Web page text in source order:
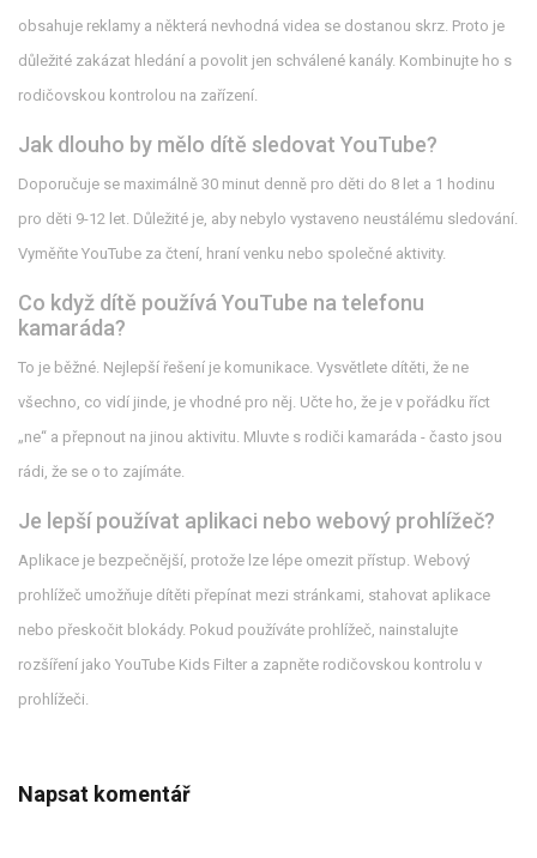
obsahuje reklamy a některá nevhodná videa se dostanou skrz. Proto je
důležité zakázat hledání a povolit jen schválené kanály. Kombinujte ho s
rodičovskou kontrolou na zařízení.
Jak dlouho by mělo dítě sledovat YouTube?
Doporučuje se maximálně 30 minut denně pro děti do 8 let a 1 hodinu
pro děti 9-12 let. Důležité je, aby nebylo vystaveno neustálému sledování.
Vyměňte YouTube za čtení, hraní venku nebo společné aktivity.
Co když dítě používá YouTube na telefonu
kamaráda?
To je běžné. Nejlepší řešení je komunikace. Vysvětlete dítěti, že ne
všechno, co vidí jinde, je vhodné pro něj. Učte ho, že je v pořádku říct
„ne“ a přepnout na jinou aktivitu. Mluvte s rodiči kamaráda - často jsou
rádi, že se o to zajímáte.
Je lepší používat aplikaci nebo webový prohlížeč?
Aplikace je bezpečnější, protože lze lépe omezit přístup. Webový
prohlížeč umožňuje dítěti přepínat mezi stránkami, stahovat aplikace
nebo přeskočit blokády. Pokud používáte prohlížeč, nainstalujte
rozšíření jako YouTube Kids Filter a zapněte rodičovskou kontrolu v
prohlížeči.
Napsat komentář